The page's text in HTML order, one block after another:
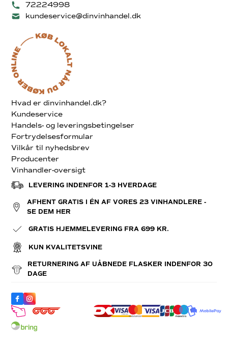
72224998
kundeservice@dinvinhandel.dk
Hvad er dinvinhandel.dk?
Kundeservice
Handels- og leveringsbetingelser
Fortrydelsesformular
Vilkår til nyhedsbrev
Producenter
Vinhandler-oversigt
LEVERING INDENFOR 1-3 HVERDAGE
AFHENT GRATIS I ÉN AF VORES 23 VINHANDLERE -
SE DEM HER
GRATIS HJEMMELEVERING FRA 699 KR.
KUN KVALITETSVINE
RETURNERING AF UÅBNEDE FLASKER INDENFOR 30
DAGE